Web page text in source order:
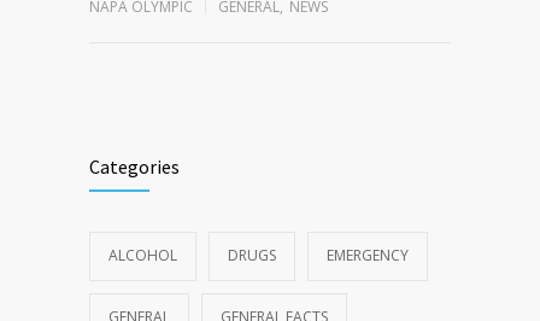
NAPA OLYMPIC GENERAL, NEWS
Categories
ALCOHOL DRUGS EMERGENCY
GENERAL GENERAL FACTS